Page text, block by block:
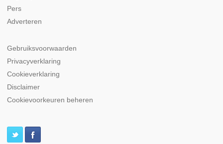
Pers
Adverteren
Gebruiksvoorwaarden
Privacyverklaring
Cookieverklaring
Disclaimer
Cookievoorkeuren beheren